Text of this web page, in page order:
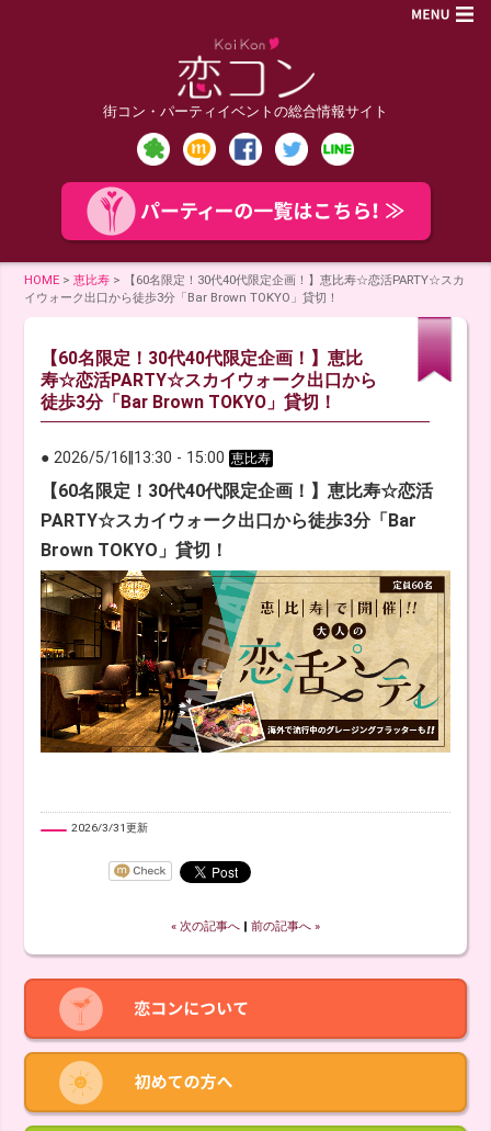
街コン・パーティイベントの総合情報サイト
HOME >恵比寿 >
【60名限定！30代40代限定企画！】恵比寿☆恋活PARTY☆スカ
イウォーク出口から徒歩3分「Bar Brown TOKYO」貸切！
【60名限定！30代40代限定企画！】恵比
寿☆恋活PARTY☆スカイウォーク出口から
徒歩3分「Bar Brown TOKYO」貸切！
● 2026/5/16 13:30 - 15:00 恵比寿
【60名限定！30代40代限定企画！】恵比寿☆恋活
PARTY☆スカイウォーク出口から徒歩3分「Bar
Brown TOKYO」貸切！
2026/3/31更新
« 次の記事へ 前の記事へ »